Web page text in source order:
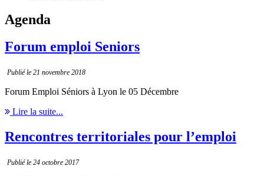
Agenda
Forum emploi Seniors
Publié le 21 novembre 2018
Forum Emploi Séniors à Lyon le 05 Décembre
Lire la suite...
Rencontres territoriales pour l’emploi
Publié le 24 octobre 2017